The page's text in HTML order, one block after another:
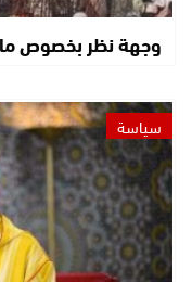
وجهة نظر بخصوص
سياسة